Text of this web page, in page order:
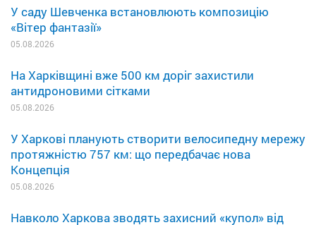
У саду Шевченка встановлюють композицію
«Вітер фантазії»
05.08.2026
На Харківщині вже 500 км доріг захистили
антидроновими сітками
05.08.2026
У Харкові планують створити велосипедну мережу
протяжністю 757 км: що передбачає нова
Концепція
05.08.2026
Навколо Харкова зводять захисний «купол» від